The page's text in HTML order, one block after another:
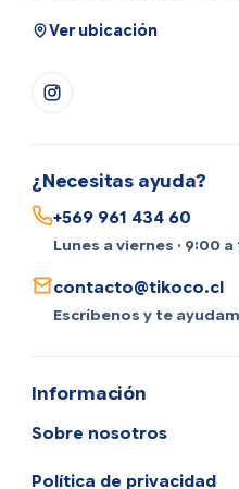
Ver ubicación
¿Necesitas ayuda?
+569 961 434 60
Lunes a viernes · 9:00 a
contacto@tikoco.cl
Escríbenos y te
Información
Sobre nosotros
Política de privacidad